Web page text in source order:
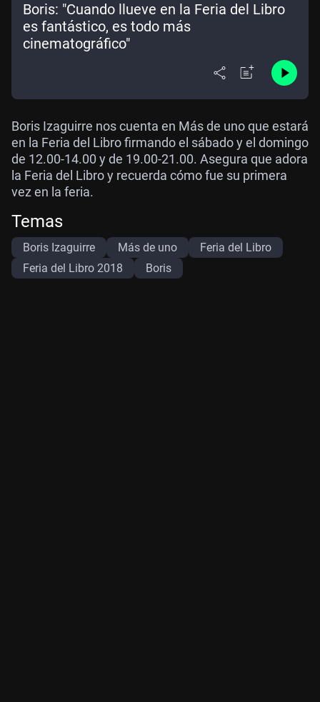
Boris: "Cuando llueve en la Feria del Libro
es fantástico, es todo más
cinematográfico"
Boris Izaguirre nos cuenta en Más de uno que estará
en la Feria del Libro firmando el sábado y el domingo
de 12.00-14.00 y de 19.00-21.00. Asegura que adora
la Feria del Libro y recuerda cómo fue su primera
vez en la feria.
Temas
Boris Izaguirre Más de uno
Feria del Libro
Feria del Libro 2018
Boris